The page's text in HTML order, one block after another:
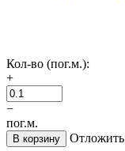
Кол-во (пог.м.):
+
−
пог.м.
В корзину Отложить